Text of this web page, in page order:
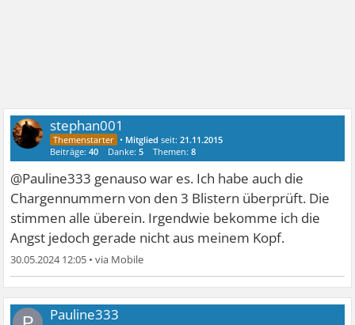
stephan001
• Mitglied seit:21.11.2015
Beiträge:40 Danke:5 Themen:8
@Pauline333 genauso war es. Ich habe auch die
Chargennummern von den 3 Blistern überprüft. Die
stimmen alle überein. Irgendwie bekomme ich die
Angst jedoch gerade nicht aus meinem Kopf.
30.05.2024 12:05 •
Pauline333